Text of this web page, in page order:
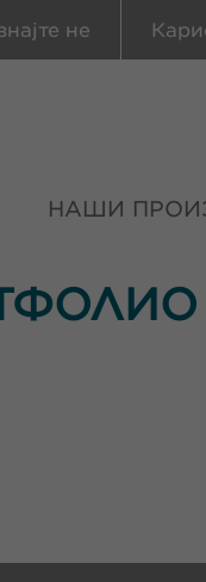
не
НАШИ